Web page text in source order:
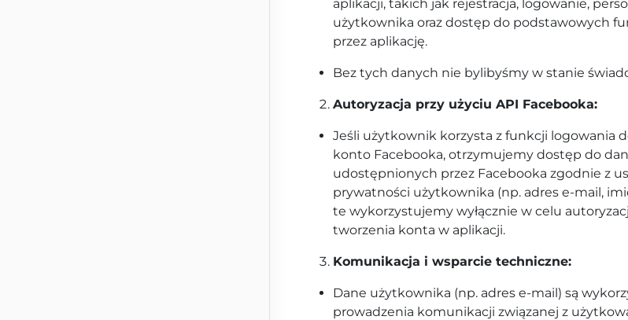
aplikacji, takich jak rejestracja, logowanie,
użytkownika oraz dostęp do podstawowych
przez aplikację.
Bez tych danych nie bylibyśmy w stanie
Autoryzacja przy użyciu API Facebooka:
Jeśli użytkownik korzysta z funkcji logowania
konto Facebooka, otrzymujemy dostęp do
udostępnionych przez Facebooka zgodnie z
prywatności użytkownika (np. adres e-mail,
te wykorzystujemy wyłącznie w celu
tworzenia konta w aplikacji.
Komunikacja i wsparcie techniczne:
Dane użytkownika (np. adres e-mail) są
prowadzenia komunikacji związanej z